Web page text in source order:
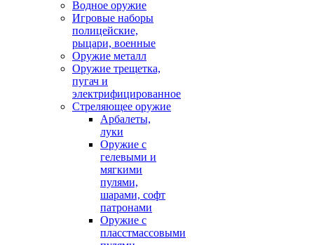
Водное оружие
Игровые наборы
полицейские,
рыцари, военные
Оружие металл
Оружие трещетка,
пугач и
электрифицированное
Стреляющее оружие
Арбалеты,
луки
Оружие с
гелевыми и
мягкими
пулями,
шарами, софт
патронами
Оружие с
пласстмассовыми